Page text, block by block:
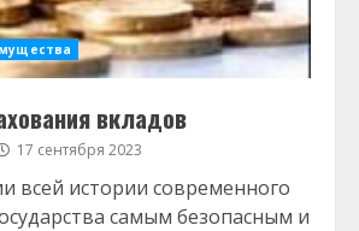
вкладов
17 сентября 2023
всей истории современного
самым безопасным и